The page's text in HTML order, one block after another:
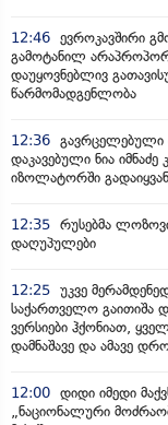
12:46 ევროკავშირი
გამოტანილ
დაუყოვნებლივ
წარმომადგენლობა
12:36 გავრცელებული
დაკავებული ნია
იზოლატორში
12:35 რუსებმა
დაღუპულები
12:25 უკვე
საქართველო გაითიშა
ვერსიები ჰქონიათ,
დამნაშავე და ამავე
12:00 დიდი იმედი
„ნაციონალური